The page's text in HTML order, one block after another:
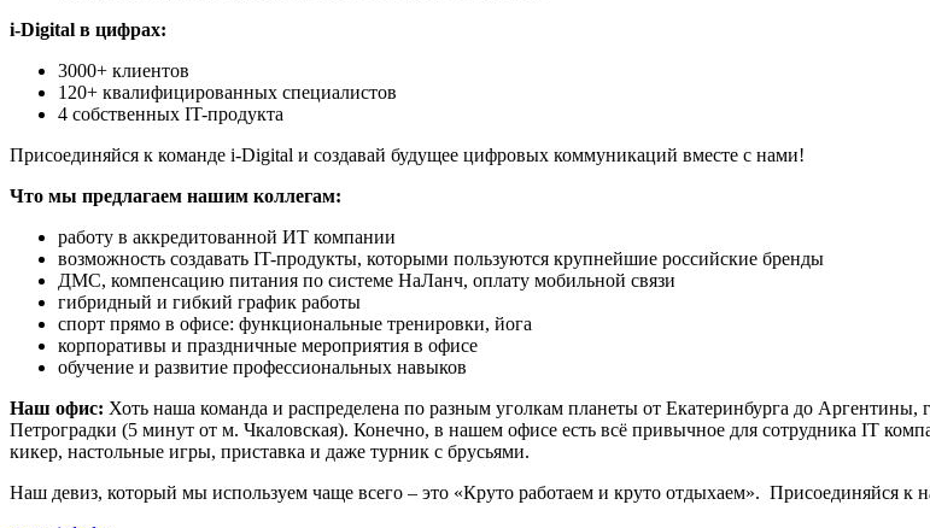
i-Digital в цифрах:
3000+ клиентов
120+ квалифицированных специалистов
4 собственных IT-продукта
Присоединяйся к команде i-Digital и создавай будущее цифровых коммуникаций вместе с нами!
Что мы предлагаем нашим коллегам:
работу в аккредитованной ИТ компании
возможность создавать IT-продукты, которыми пользуются крупнейшие российские бренды
ДМС, компенсацию питания по системе НаЛанч, оплату мобильной связи
гибридный и гибкий график работы
спорт прямо в офисе: функциональные тренировки, йога
корпоративы и праздничные мероприятия в офисе
обучение и развитие профессиональных навыков
Наш офис: Хоть наша команда и распределена по разным уголкам планеты от Екатеринбурга до
Петроградки (5 минут от м. Чкаловская). Конечно, в нашем офисе есть всё привычное для сотрудника IT
кикер, настольные игры, приставка и даже турник с брусьями.
Наш девиз, который мы используем чаще всего – это «Круто работаем и круто отдыхаем». Присоединяйся к